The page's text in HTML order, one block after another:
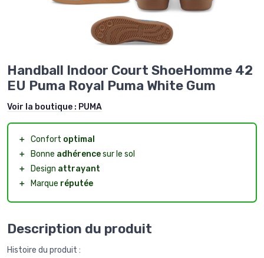
Handball Indoor Court ShoeHomme 42
EU Puma Royal Puma White Gum
Voir la boutique : PUMA
＋ Confort optimal
＋ Bonne adhérencesur le sol
＋ Design attrayant
＋ Marque réputée
Description du produit
Histoire du produit :